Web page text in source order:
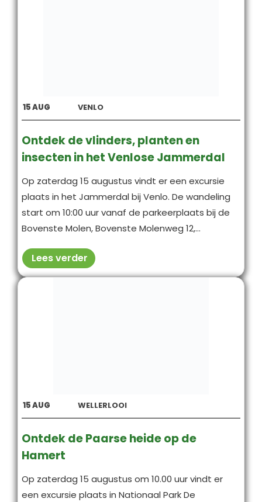
15AUG VENLO
Ontdek de vlinders, planten en
insecten in het Venlose Jammerdal
Op zaterdag 15 augustus vindt er een excursie
plaats in het Jammerdal bij Venlo. De wandeling
start om 10:00 uur vanaf de parkeerplaats bij de
Bovenste Molen, Bovenste Molenweg 12,...
Lees verder
15AUG WELLERLOOI
Ontdek de Paarse heide op de
Hamert
Op zaterdag 15 augustus om 10.00 uur vindt er
een excursie plaats in Nationaal Park De